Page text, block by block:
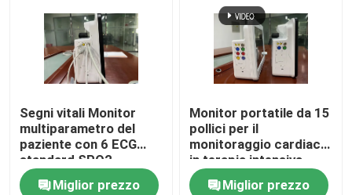
Segni vitali Monitor
multiparametro del
paziente con 6 ECG
standard SPO2
Miglior prezzo
Monitor portatile da 15
pollici per il
monitoraggio cardiaco
in terapia intensiva
Miglior prezzo